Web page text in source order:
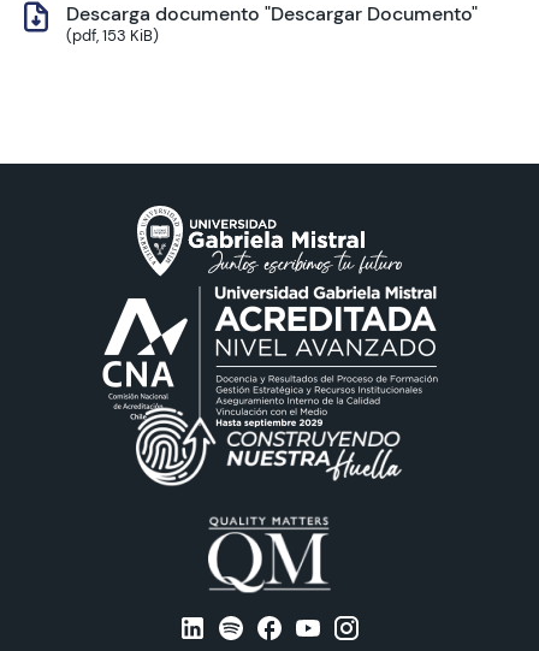
Descarga documento "Descargar Documento"
(pdf, 153 KiB)